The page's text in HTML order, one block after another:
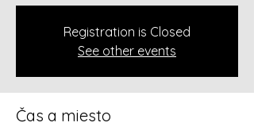
Registration is Closed
See other events
Čas a miesto